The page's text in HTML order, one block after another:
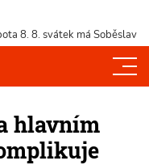
8. 8. svátek má Soběslav
hlavním